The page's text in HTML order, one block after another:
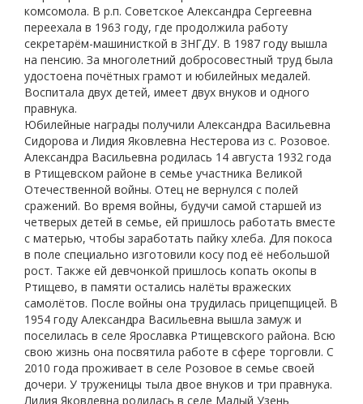
комсомола. В р.п. Советское Александра Сергеевна
переехала в 1963 году, где продолжила работу
секретарём-машинисткой в ЗНГДУ. В 1987 году вышла
на пенсию. За многолетний добросовестный труд была
удостоена почётных грамот и юбилейных медалей.
Воспитала двух детей, имеет двух внуков и одного
правнука.
Юбилейные награды получили Александра Васильевна
Сидорова и Лидия Яковлевна Нестерова из с. Розовое.
Александра Васильевна родилась 14 августа 1932 года
в Ртищевском районе в семье участника Великой
Отечественной войны. Отец не вернулся с полей
сражений. Во время войны, будучи самой старшей из
четверых детей в семье, ей пришлось работать вместе
с матерью, чтобы заработать пайку хлеба. Для покоса
в поле специально изготовили косу под её небольшой
рост. Также ей девчонкой пришлось копать окопы в
Ртищево, в памяти остались налёты вражеских
самолётов. После войны она трудилась прицепщицей. В
1954 году Александра Васильевна вышла замуж и
поселилась в селе Ярославка Ртищевского района. Всю
свою жизнь она посвятила работе в сфере торговли. С
2010 года проживает в селе Розовое в семье своей
дочери. У труженицы тыла двое внуков и три правнука.
Лидия Яковлевна родилась в селе Малый Узень